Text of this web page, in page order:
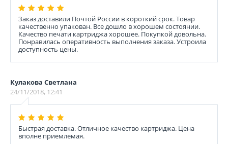
Заказ доставили Почтой России в короткий срок. Товар
качественно упакован. Все дошло в хорошем состоянии.
Качество печати картриджа хорошее. Покупкой довольна.
Понравилась оперативность выполнения заказа. Устроила
доступность цены.
Кулакова Светлана
24/11/2018, 12:41
Быстрая доставка. Отличное качество картриджа. Цена
вполне приемлемая.